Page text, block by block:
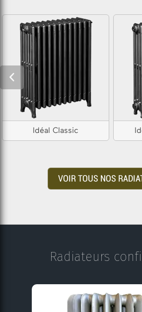
Idéal Classic
VOIR TOUS NOS
Radiateurs